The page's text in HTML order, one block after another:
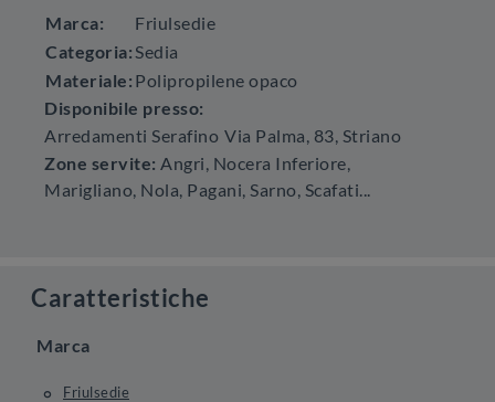
Marca:
Friulsedie
Categoria:Sedia
Materiale: Polipropilene opaco
Disponibile presso:
Arredamenti Serafino Via Palma, 83, Striano
Zone servite: Angri, Nocera Inferiore,
Marigliano, Nola, Pagani, Sarno, Scafati...
Caratteristiche
Marca
Friulsedie